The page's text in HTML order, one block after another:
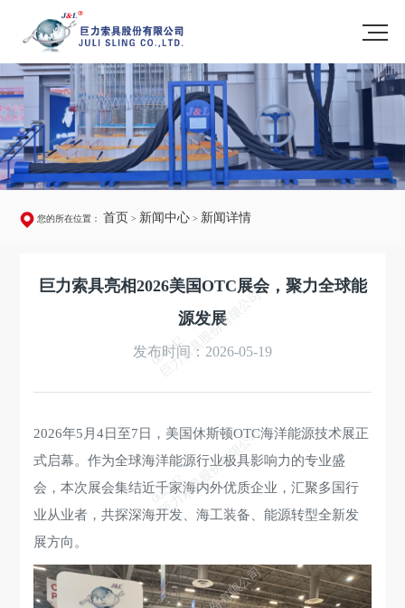
您的所在位置： 首页 > 新闻中心 > 新闻详情
巨力索具亮相2026美国OTC展会，聚力全球能
源发展
发布时间：2026-05-19
2026年5月4日至7日，美国休斯顿OTC海洋能源技术展正
式启幕。作为全球海洋能源行业极具影响力的专业盛
会，本次展会集结近千家海内外优质企业，汇聚多国行
业从业者，共探深海开发、海工装备、能源转型全新发
展方向。
002342
巨力索具股份有限公司
002342
巨力索具股份有限公司